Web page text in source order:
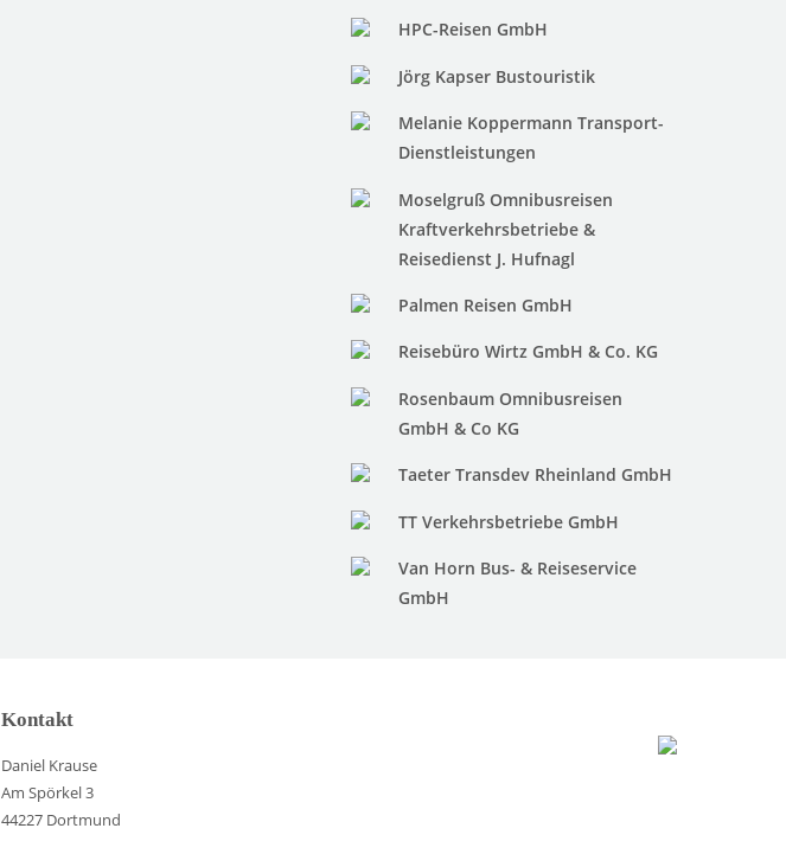
HPC-Reisen GmbH
Jörg Kapser Bustouristik
Melanie Koppermann Transport-
Dienstleistungen
Moselgruß Omnibusreisen
Kraftverkehrsbetriebe &
Reisedienst J. Hufnagl
Palmen Reisen GmbH
Reisebüro Wirtz GmbH & Co. KG
Rosenbaum Omnibusreisen
GmbH & Co KG
Taeter Transdev Rheinland GmbH
TT Verkehrsbetriebe GmbH
Van Horn Bus- & Reiseservice
GmbH
Kontakt
Daniel Krause
Am Spörkel 3
44227 Dortmund